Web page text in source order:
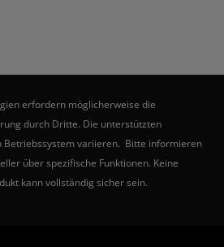
erfordern möglicherweise die
durch Dritte. Die unterstützten
Betriebssystem variieren. Bitte informieren
über spezifische Funktionen. Keine
kann vollständig sicher sein.